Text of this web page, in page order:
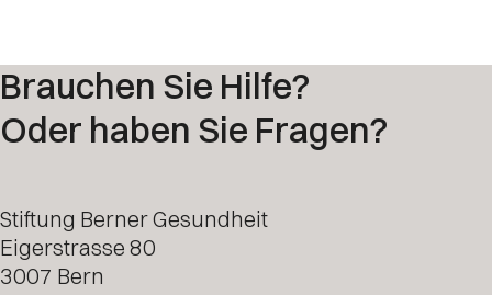
Brauchen Sie Hilfe?
Oder haben Sie Fragen?
Stiftung Berner Gesundheit
Eigerstrasse 80
3007 Bern